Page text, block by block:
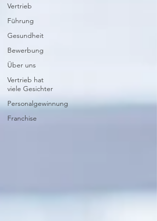
Vertrieb
Führung
Gesundheit
Bewerbung
Über uns
Vertrieb hat
viele Gesichter
Personalgewinnung
Franchise